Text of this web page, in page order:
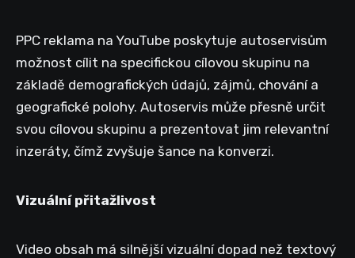
PPC reklama na YouTube poskytuje autoservisům
možnost cílit na specifickou cílovou skupinu na
základě demografických údajů, zájmů, chování a
geografické polohy. Autoservis může přesně určit
svou cílovou skupinu a prezentovat jim relevantní
inzeráty, čímž zvyšuje šance na konverzi.
Vizuální přitažlivost
Video obsah má silnější vizuální dopad než textový